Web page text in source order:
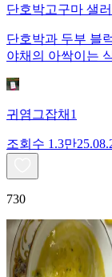
단호박고구마 샐
단호박과 두부 블
야채의 아싹이는
귀염그잡채1
조회수 1.3만
730